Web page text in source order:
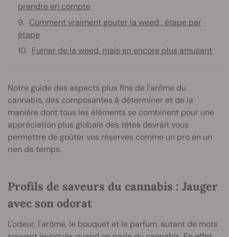
prendre en compte
Comment vraiment gouter la weed : étape par
étape
Fumer de la weed, mais en encore plus amusant
Notre guide des aspects plus fins de l'arôme du
cannabis, des composantes à déterminer et de la
manière dont tous les éléments se combinent pour une
appréciation plus globale des têtes devrait vous
permettre de goûter vos réserves comme un pro en un
rien de temps.
Profils de saveurs du cannabis : Jauger
avec son odorat
L'odeur, l'arôme, le bouquet et le parfum, autant de mots